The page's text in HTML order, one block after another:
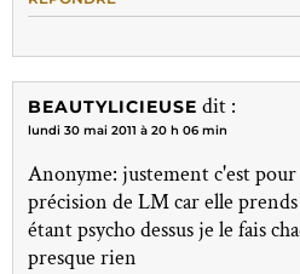
BEAUTYLICIEUSE dit :
lundi 30 mai 2011 à 20 h 06 min
Anonyme: justement c'est
précision de LM car elle
étant psycho dessus je le fais
presque rien